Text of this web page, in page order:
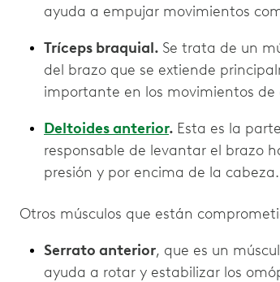
ayuda a empujar movimientos
Tríceps braquial. Se trata de un
del brazo que se extiende
importante en los movimientos
Deltoides anterior. Esta es la
responsable de levantar el brazo
presión y por encima de la cabeza.
Otros músculos que están
Serrato anterior, que es un
ayuda a rotar y estabilizar los